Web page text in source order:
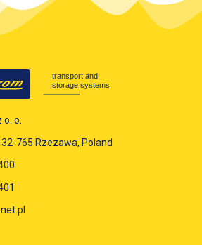
o.
765 Rzezawa, Poland